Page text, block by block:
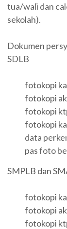
tua/wali dan
sekolah).
Dokumen
SDLB
fotokopi
fotokopi
fotokopi
fotokopi
data
pas foto
SMPLB dan
fotokopi
fotokopi
fotokopi